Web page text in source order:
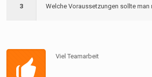
3 Welche Voraussetzungen sollte man
Viel Teamarbeit